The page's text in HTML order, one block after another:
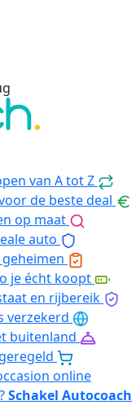
van A tot Z
de beste deal
op maat
auto
je écht koopt
en rijbereik
verzekerd
buitenland
online
Schakel Autocoach